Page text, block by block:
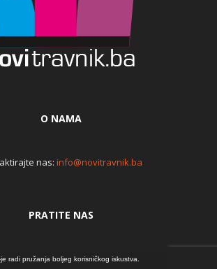
radi pružanja boljeg korisničkog iskustva.
O NAMA
nas: info@novitravnik.ba
PRATITE NAS